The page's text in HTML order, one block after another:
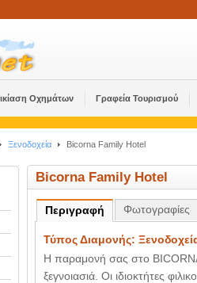
Οχημάτων Γραφεία Τουρισμού
Ξενοδοχεία Bicorna Family Hotel
Bicorna Family Hotel
Περιγραφή Φωτογραφίες
Τύπος Διαμονής:
Η παραμονή σας στο BICORNA
ξεγνοιασιά. Οι ιδιοκτήτες